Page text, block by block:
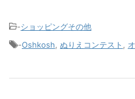
-ショッピングその他
-Oshkosh ぬりえコンテスト